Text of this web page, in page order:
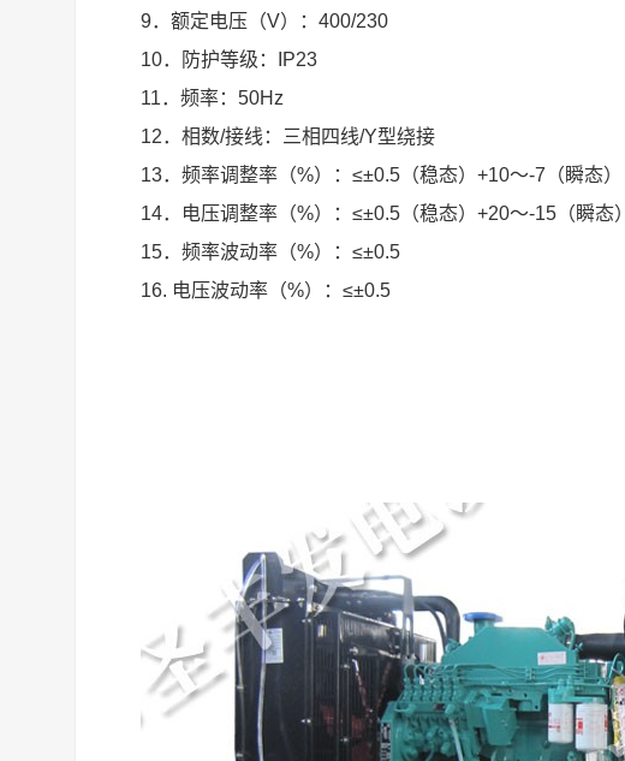
9．额定电压（V）：400/230
10．防护等级：IP23
11．频率：50Hz
12．相数/接线：三相四线/Y型绕接
13．频率调整率（%）：≤±0.5（稳态）+10～-7（瞬态）
14．电压调整率（%）：≤±0.5（稳态）+20～-15（瞬态）
15．频率波动率（%）：≤±0.5
16. 电压波动率（%）：≤±0.5